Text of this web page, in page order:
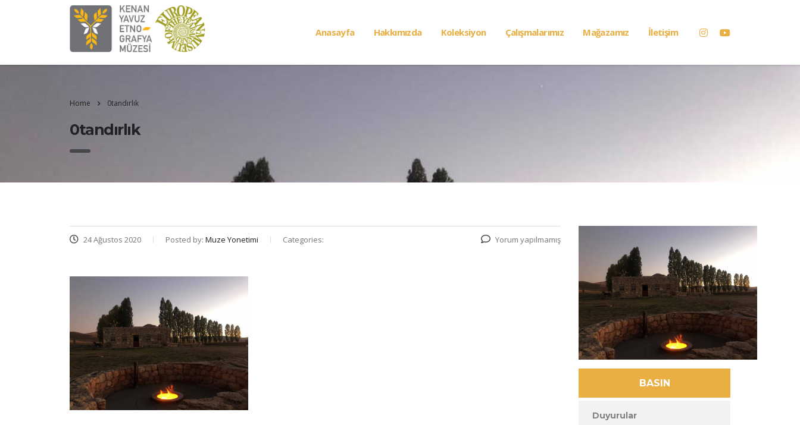
Anasayfa Hakkımızda Koleksiyon Çalışmalarımız Mağazamız İletişim
Home 0tandırlık
0tandırlık
24 Ağustos 2020 Posted by: Muze Yonetimi Categories: Yorum yapılmamış
BASIN
Duyurular